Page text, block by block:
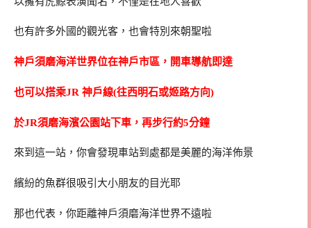
也有許多外國的觀光客，也會特別來朝聖啦
神戶須磨海洋世界位在神戶市區，開車導航即達
也可以搭乘JR 神戶線(往西明石或姬路方向)
於JR須磨海濱公園站下車，再步行約5分鐘
來到這一站，你會發現車站到處都是美麗的海洋佈景
繽紛的魚群很吸引大小朋友的目光耶
那也代表，你距離神戶須磨海洋世界不遠啦